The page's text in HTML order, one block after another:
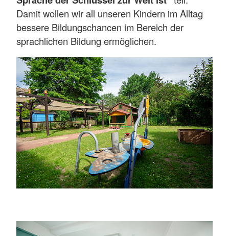
Damit wollen wir all unseren Kindern im Alltag
bessere Bildungschancen im Bereich der
sprachlichen Bildung ermöglichen.